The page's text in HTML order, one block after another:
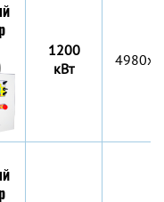
1200
кВт